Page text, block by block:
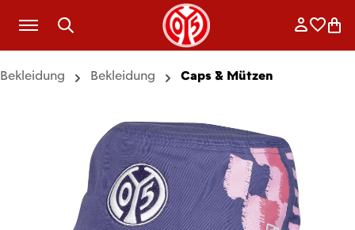
Zum Hauptinhalt springen
Bekleidung Bekleidung Caps & Mützen